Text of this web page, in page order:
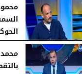
الأربعاء، 5 أغسطس 2026